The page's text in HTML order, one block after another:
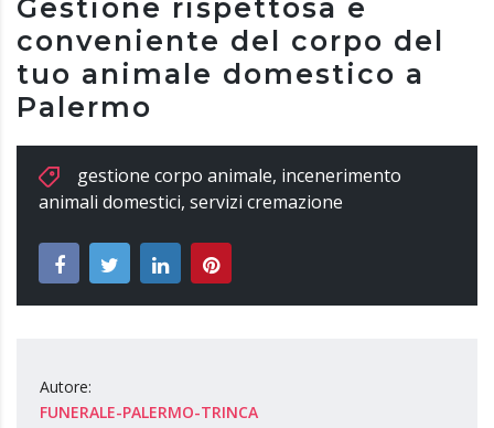
Gestione rispettosa e
conveniente del corpo del
tuo animale domestico a
Palermo
gestione corpo animale, incenerimento
animali domestici, servizi cremazione
Autore:
FUNERALE-PALERMO-TRINCA